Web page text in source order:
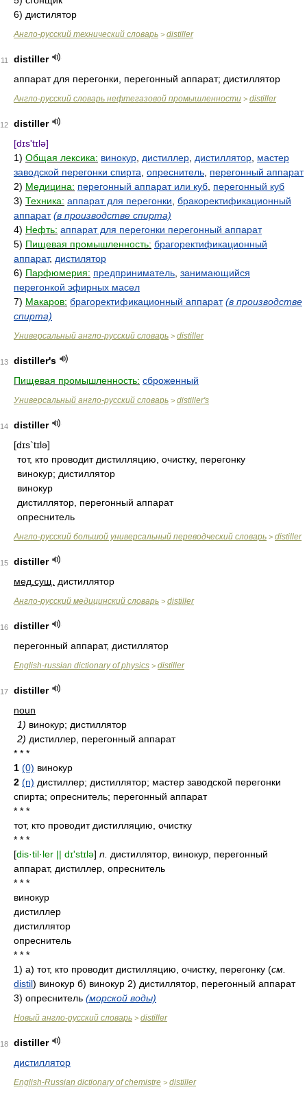
6) дистилятор
Англо-русский технический словарь > distiller
11
distiller
аппарат для перегонки, перегонный аппарат; дистиллятор
Англо-русский словарь нефтегазовой промышленности > distiller
12
distiller
[dɪs'tɪlə]
1) Общая лексика: винокур дистиллер дистиллятор мастер
заводской перегонки спирта опреснитель перегонный аппарат
2) Медицина: перегонный аппарат или куб перегонный куб
3) Техника: аппарат для перегонки бракоректификационный
аппарат (в производстве спирта)
4) Нефть: аппарат для перегонки перегонный аппарат
5) Пищевая промышленность: брагоректификационный
аппарат, дистилятор
6) Парфюмерия: предприниматель занимающийся
перегонкой эфирных масел
7) Макаров: брагоректификационный аппарат (в производстве
спирта)
Универсальный англо-русский словарь > distiller
13
distiller's
Пищевая промышленность: сброженный
Универсальный англо-русский словарь > distiller's
14
distiller
[dɪs`tɪlə]
тот, кто проводит дистилляцию, очистку, перегонку
винокур; дистиллятор
винокур
дистиллятор, перегонный аппарат
опреснитель
Англо-русский большой универсальный переводческий словарь > distiller
15
distiller
мед. сущ. дистиллятор
Англо-русский медицинский словарь > distiller
16
distiller
перегонный аппарат, дистиллятор
English-russian dictionary of physics > distiller
17
distiller
noun
1) винокур; дистиллятор
2) дистиллер, перегонный аппарат
* * *
1 (0) винокур
2 (n) дистиллер; дистиллятор; мастер заводской перегонки
спирта; опреснитель; перегонный аппарат
* * *
тот, кто проводит дистилляцию, очистку
* * *
[dis·til·ler || dɪ'stɪlə] n. дистиллятор, винокур, перегонный
аппарат, дистиллер, опреснитель
* * *
винокур
дистиллер
дистиллятор
опреснитель
* * *
1) а) тот, кто проводит дистилляцию, очистку, перегонку (см.
distil) винокур б) винокур 2) дистиллятор, перегонный аппарат
3) опреснитель (морской воды)
Новый англо-русский словарь > distiller
18
distiller
дистиллятор
English-Russian dictionary of chemistre > distiller